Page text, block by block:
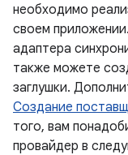
необходимо
своем
адаптера
также можете
заглушки.
Создание
того, вам
провайдер в